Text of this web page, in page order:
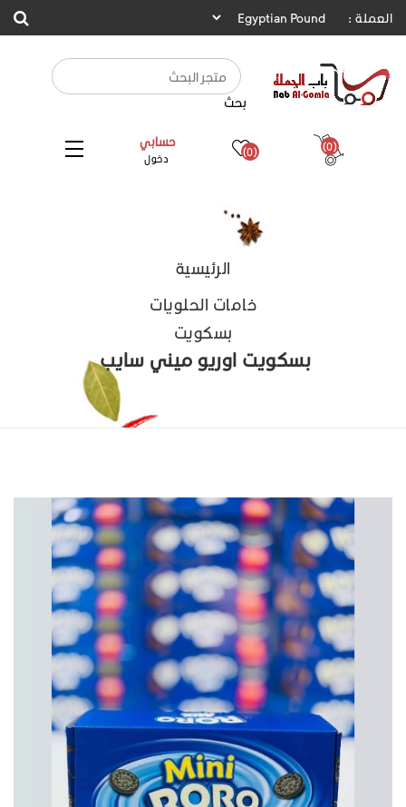
العملة :
بحث
حسابي
دخول (0) (0)
الرئيسية
خامات الحلويات
بسكويت
بسكويت اوريو ميني سايب